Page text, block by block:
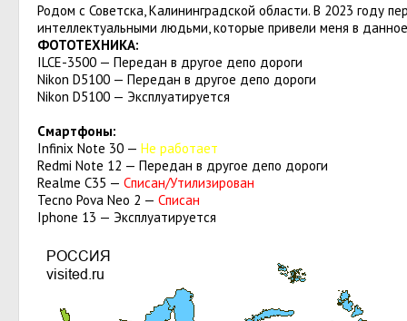
Родом с Советска, Калининградской области. В 2023 году
интеллектуальными людьми, которые привели меня в
ФОТОТЕХНИКА:
ILCE-3500 — Передан в другое депо дороги
Nikon D5100 — Передан в другое депо дороги
Nikon D5100 — Эксплуатируется
Смартфоны:
Infinix Note 30 — Не работает
Redmi Note 12 — Передан в другое депо дороги
Realme C35 — Списан/Утилизирован
Tecno Pova Neo 2 — Списан
Iphone 13 — Эксплуатируется